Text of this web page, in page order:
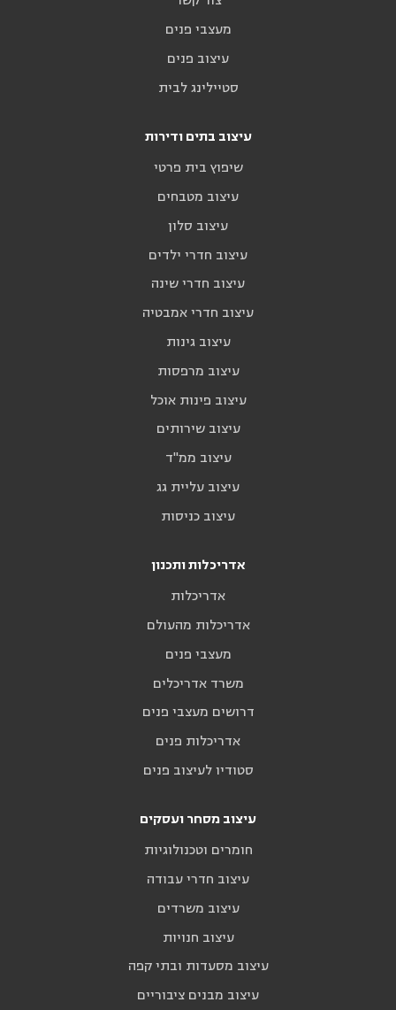
מעצבי פנים
עיצוב פנים
סטיילינג לבית
עיצוב בתים ודירות
שיפוץ בית פרטי
עיצוב מטבחים
עיצוב סלון
עיצוב חדרי ילדים
עיצוב חדרי שינה
עיצוב חדרי אמבטיה
עיצוב גינות
עיצוב מרפסות
עיצוב פינות אוכל
עיצוב שירותים
עיצוב ממ"ד
עיצוב עליית גג
עיצוב כניסות
אדריכלות ותכנון
אדריכלות
אדריכלות מהעולם
מעצבי פנים
משרד אדריכלים
דרושים מעצבי פנים
אדריכלות פנים
סטודיו לעיצוב פנים
עיצוב מסחר ועסקים
חומרים וטכנולוגיות
עיצוב חדרי עבודה
עיצוב משרדים
עיצוב חנויות
עיצוב מסעדות ובתי קפה
עיצוב מבנים ציבוריים